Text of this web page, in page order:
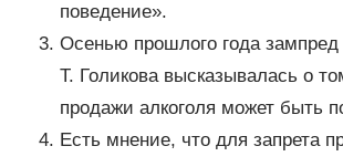
поведение».
Осенью прошлого года зампред
Т. Голикова высказывалась о
продажи алкоголя может быть
Есть мнение, что для запрета